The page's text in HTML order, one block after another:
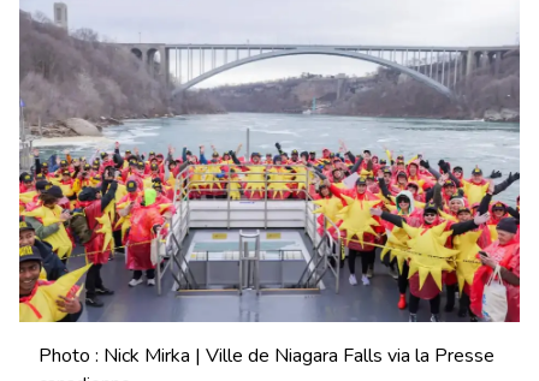
Photo : Nick Mirka | Ville de Niagara Falls via la Presse